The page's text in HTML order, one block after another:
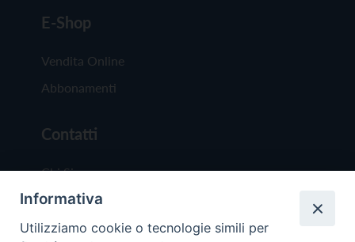
E-Shop
Vendita Online
Abbonamenti
Contatti
Chi Siamo
Redazione
Scrivici
Informativa
Utilizziamo cookie o tecnologie simili per